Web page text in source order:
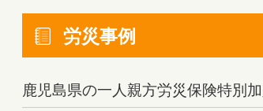
労災事例
鹿児島県の一人親方労災保険特別